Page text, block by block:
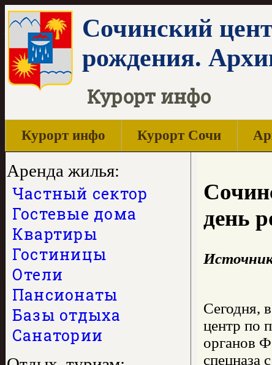
Сочинский
рождения.
Курорт инфо
Курорт инфо Курорт Сочи
Аренда жилья:
Частный сектор
Гостевые дома
Квартиры
Гостиницы
Отели
Пансионаты
Базы отдыха
Санатории
день
Сегодня,
центр по
органов
спецназа